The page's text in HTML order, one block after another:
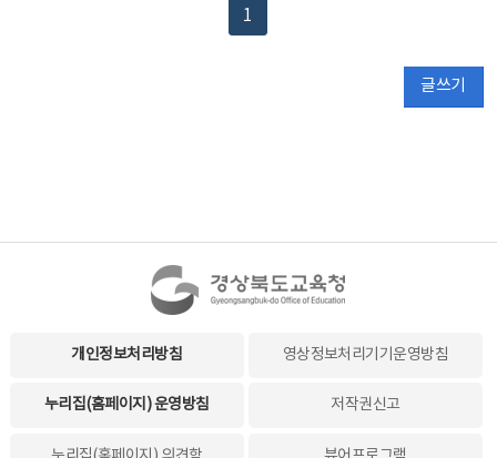
1
글쓰기
개인정보처리방침 영상정보처리기기운영방침
누리집(홈페이지) 운영방침 저작권신고